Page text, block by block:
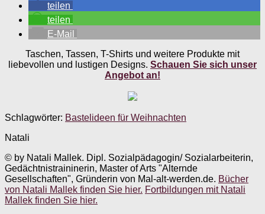
teilen
teilen
E-Mail
Taschen, Tassen, T-Shirts und weitere Produkte mit
liebevollen und lustigen Designs. Schauen Sie sich unser
Angebot an!
Schlagwörter: Bastelideen für Weihnachten
Natali
© by Natali Mallek. Dipl. Sozialpädagogin/ Sozialarbeiterin,
Gedächtnistraininerin, Master of Arts "Alternde
Gesellschaften", Gründerin von Mal-alt-werden.de. Bücher
von Natali Mallek finden Sie hier. Fortbildungen mit Natali
Mallek finden Sie hier.